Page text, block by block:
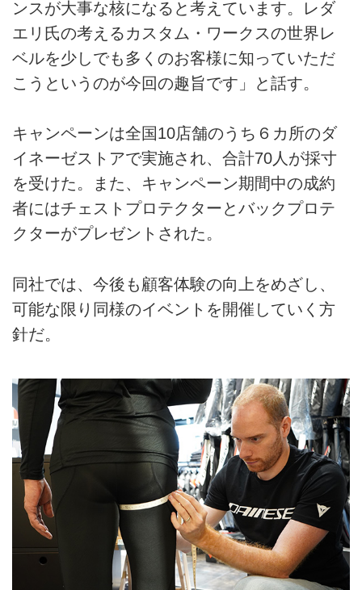
ンスが大事な核になると考えています。レダ
エリ氏の考えるカスタム・ワークスの世界レ
ベルを少しでも多くのお客様に知っていただ
こうというのが今回の趣旨です」と話す。
キャンペーンは全国10店舗のうち６カ所のダ
イネーゼストアで実施され、合計70人が採寸
を受けた。また、キャンペーン期間中の成約
者にはチェストプロテクターとバックプロテ
クターがプレゼントされた。
同社では、今後も顧客体験の向上をめざし、
可能な限り同様のイベントを開催していく方
針だ。